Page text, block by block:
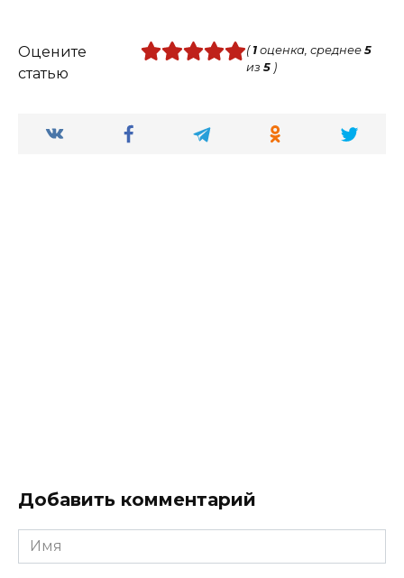
Оцените
статью
( 1оценка, среднее 5
из 5)
Добавить комментарий
Имя
*